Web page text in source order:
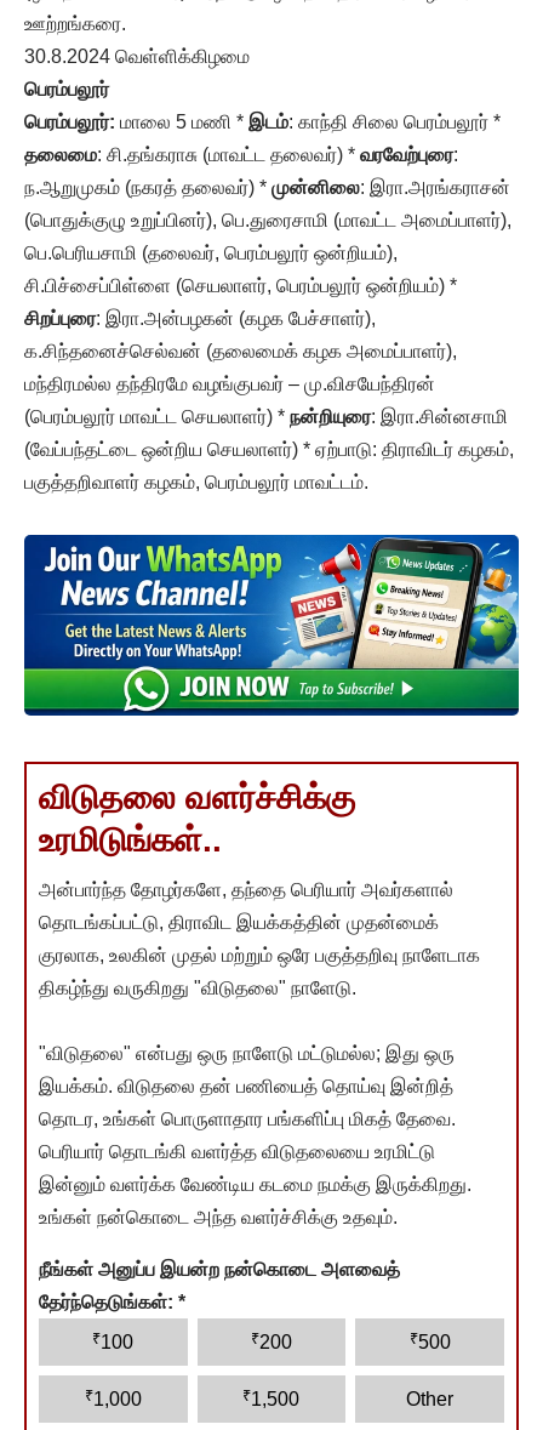
ஊற்றங்கரை.
30.8.2024 வெள்ளிக்கிழமை
பெரம்பலூர்
பெரம்பலூர்: மாலை 5 மணி * இடம்: காந்தி சிலை பெரம்பலூர் *
தலைமை: சி.தங்கராசு (மாவட்ட தலைவர்) * வரவேற்புரை:
ந.ஆறுமுகம் (நகரத் தலைவர்) * முன்னிலை: இரா.அரங்கராசன்
(பொதுக்குழு உறுப்பினர்), பெ.துரைசாமி (மாவட்ட அமைப்பாளர்),
பெ.பெரியசாமி (தலைவர், பெரம்பலூர் ஒன்றியம்),
சி.பிச்சைப்பிள்ளை (செயலாளர், பெரம்பலூர் ஒன்றியம்) *
சிறப்புரை: இரா.அன்பழகன் (கழக பேச்சாளர்),
க.சிந்தனைச்செல்வன் (தலைமைக் கழக அமைப்பாளர்),
மந்திரமல்ல தந்திரமே வழங்குபவர் – மு.விசயேந்திரன்
(பெரம்பலூர் மாவட்ட செயலாளர்) * நன்றியுரை: இரா.சின்னசாமி
(வேப்பந்தட்டை ஒன்றிய செயலாளர்) * ஏற்பாடு: திராவிடர் கழகம்,
பகுத்தறிவாளர் கழகம், பெரம்பலூர் மாவட்டம்.
விடுதலை வளர்ச்சிக்கு
உரமிடுங்கள்..
அன்பார்ந்த தோழர்களே, தந்தை பெரியார் அவர்களால்
தொடங்கப்பட்டு, திராவிட இயக்கத்தின் முதன்மைக்
குரலாக, உலகின் முதல் மற்றும் ஒரே பகுத்தறிவு நாளேடாக
திகழ்ந்து வருகிறது "விடுதலை" நாளேடு.
"விடுதலை" என்பது ஒரு நாளேடு மட்டுமல்ல; இது ஒரு
இயக்கம். விடுதலை தன் பணியைத் தொய்வு இன்றித்
தொடர, உங்கள் பொருளாதார பங்களிப்பு மிகத் தேவை.
பெரியார் தொடங்கி வளர்த்த விடுதலையை உரமிட்டு
இன்னும் வளர்க்க வேண்டிய கடமை நமக்கு இருக்கிறது.
உங்கள் நன்கொடை அந்த வளர்ச்சிக்கு உதவும்.
நீங்கள் அனுப்ப இயன்ற நன்கொடை அளவைத்
தேர்ந்தெடுங்கள்: *
₹100 ₹200 ₹500
₹1,000 ₹1,500 Other